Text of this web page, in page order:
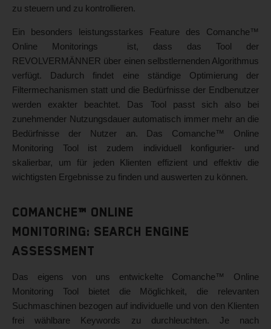
zu steuern und zu kontrollieren.
Ein besonders leistungsstarkes Feature des Comanche™
Online Monitorings ist, dass das Tool der
REVOLVERMÄNNER über einen selbstlernenden Algorithmus
verfügt. Dadurch findet eine ständige Optimierung der
Filtermechanismen statt und die Bedürfnisse der Endbenutzer
werden exakter beachtet. Das Tool passt sich also bei
zunehmender Nutzungsdauer automatisch immer mehr an die
Bedürfnisse der Nutzer an. Das Comanche™ Online
Monitoring Tool ist zudem individuell konfigurier- und
skalierbar, um für jeden Klienten effizient und effektiv die
wichtigsten Ergebnisse zu finden und auswerten zu können.
Comanche™ Online
Monitoring: Search Engine
Assessment
Das eigens von uns entwickelte Comanche™ Online
Monitoring Tool bietet die Möglichkeit, die relevanten
Suchmaschinen bezogen auf individuelle und von den Klienten
frei wählbare Keywords zu durchleuchten. Je nach